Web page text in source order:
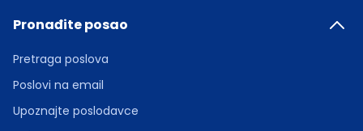
Pronađite posao
Pretraga poslova
Poslovi na email
Upoznajte poslodavce